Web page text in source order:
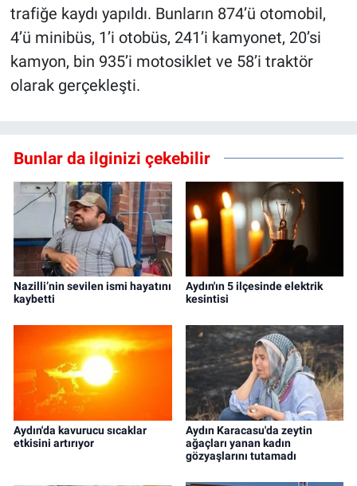
trafiğe kaydı yapıldı. Bunların 874’ü otomobil,
4’ü minibüs, 1’i otobüs, 241’i kamyonet, 20’si
kamyon, bin 935’i motosiklet ve 58’i traktör
olarak gerçekleşti.
Bunlar da ilginizi çekebilir
Nazilli’nin sevilen ismi hayatını
kaybetti
Aydın'ın 5 ilçesinde elektrik
kesintisi
Aydın'da kavurucu sıcaklar
etkisini artırıyor
Aydın Karacasu'da zeytin
ağaçları yanan kadın
gözyaşlarını tutamadı